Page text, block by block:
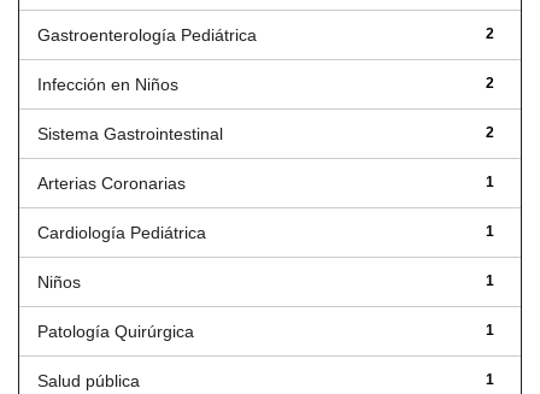
2
Gastroenterología Pediátrica
2
Infección en Niños
2
Sistema Gastrointestinal
1
Arterias Coronarias
1
Cardiología Pediátrica
1
Niños
1
Patología Quirúrgica
1
Salud pública